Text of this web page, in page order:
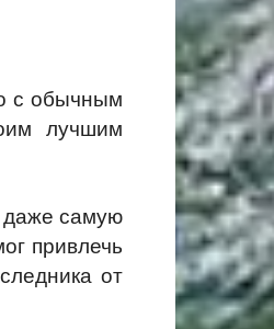
с обычным
лучшим
даже самую
привлечь
от